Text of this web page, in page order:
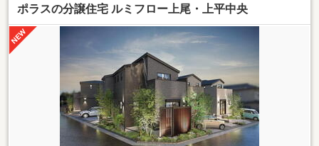
ポラスの分譲住宅 ルミフロー上尾・上平中央